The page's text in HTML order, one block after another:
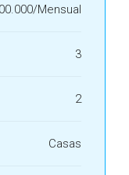
Mensual
3
2
Casas